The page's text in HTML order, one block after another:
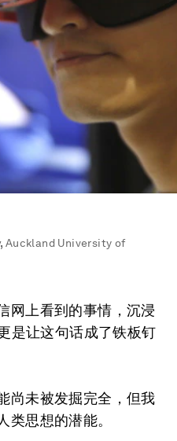
, Auckland University of
网上看到的事情，沉浸
是让这句话成了铁板钉
尚未被发掘完全，但我
类思想的潜能。